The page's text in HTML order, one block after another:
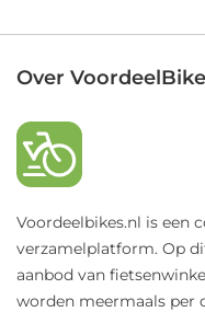
Over
Voordeelbikes.nl is een
verzamelplatform. Op
aanbod van
worden meermaals per